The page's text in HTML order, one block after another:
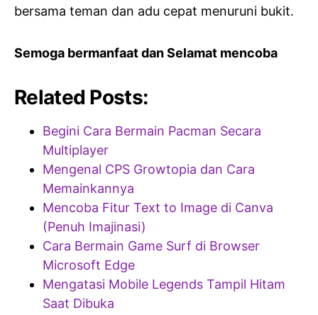
bersama teman dan adu cepat menuruni bukit.
Semoga bermanfaat dan Selamat mencoba
Related Posts:
Begini Cara Bermain Pacman Secara
Multiplayer
Mengenal CPS Growtopia dan Cara
Memainkannya
Mencoba Fitur Text to Image di Canva
(Penuh Imajinasi)
Cara Bermain Game Surf di Browser
Microsoft Edge
Mengatasi Mobile Legends Tampil Hitam
Saat Dibuka